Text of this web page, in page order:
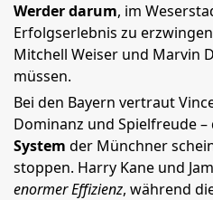
Werder darum, im
Erfolgserlebnis zu
Mitchell Weiser und Marvin
müssen.
Bei den Bayern vertraut
Dominanz und Spielfreude –
System der Münchner
stoppen. Harry Kane und
enormer Effizienz, während